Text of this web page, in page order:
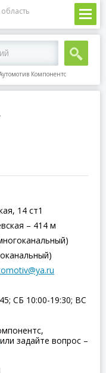
Компонентс
14 ст1
– 414 м
СБ 10:00-19:30; ВC
или задайте вопрос –